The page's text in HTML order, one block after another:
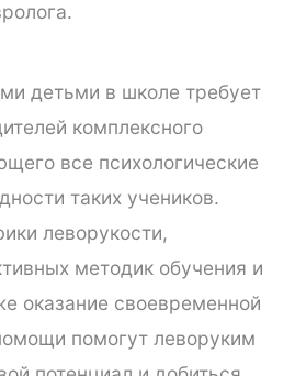
детьми в школе требует
комплексного
все психологические
таких учеников.
леворукости,
методик обучения и
оказание своевременной
помогут леворуким